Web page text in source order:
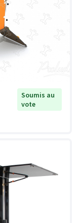
Soumis au
vote